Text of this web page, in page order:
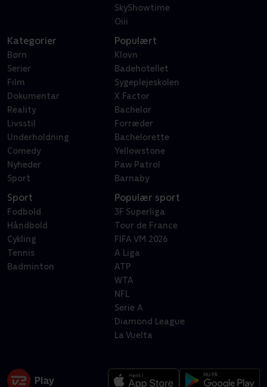
SkyShowtime
Oiii
Kategorier
Børn
Serier
Film
Dokumentar
Reality
Livsstil
Underholdning
Comedy
Nyheder
Sport
Populært
Klovn
Badehotellet
Sygeplejeskolen
X Factor
Bachelor
Forræder
Bachelorette
Yellowstone
Paw Patrol
Barnaby
Sport
Fodbold
Håndbold
Cykling
Tennis
Badminton
Populær sport
3F Superliga
Tour de France
FIFA VM 2026
A Liga
ATP
WTA
NFL
Serie A
Diamond League
La Vuelta